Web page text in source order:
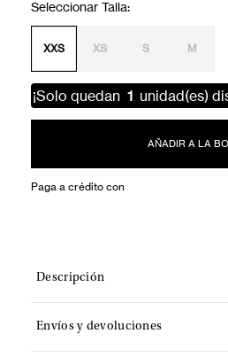
XXS XS S M
¡Solo quedan 1 unidad(es)
AÑADIR A LA
Paga a crédito con
Descripción
Envíos y devoluciones